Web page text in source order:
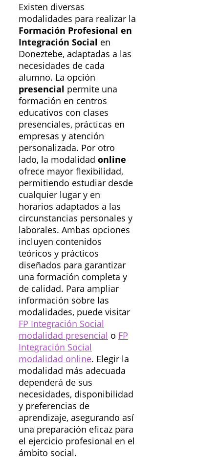
Existen diversas
modalidades para realizar la
Formación Profesional en
Integración Social en
Doneztebe, adaptadas a las
necesidades de cada
alumno. La opción
presencial permite una
formación en centros
educativos con clases
presenciales, prácticas en
empresas y atención
personalizada. Por otro
lado, la modalidad online
ofrece mayor flexibilidad,
permitiendo estudiar desde
cualquier lugar y en
horarios adaptados a las
circunstancias personales y
laborales. Ambas opciones
incluyen contenidos
teóricos y prácticos
diseñados para garantizar
una formación completa y
de calidad. Para ampliar
información sobre las
modalidades, puede visitar
FP Integración Social
modalidad presencial o FP
Integración Social
modalidad online. Elegir la
modalidad más adecuada
dependerá de sus
necesidades, disponibilidad
y preferencias de
aprendizaje, asegurando así
una preparación eficaz para
el ejercicio profesional en el
ámbito social.